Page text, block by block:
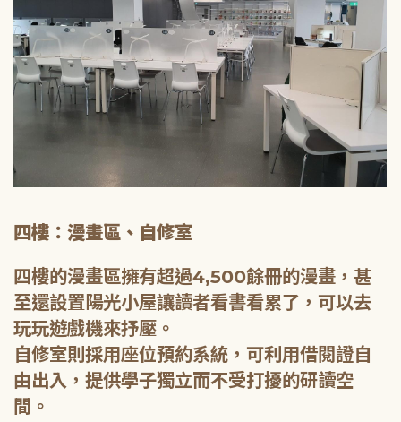
四樓：漫畫區、自修室
四樓的漫畫區擁有超過4,500餘冊的漫畫，甚
至還設置陽光小屋讓讀者看書看累了，可以去
玩玩遊戲機來抒壓。
自修室則採用座位預約系統，可利用借閱證自
由出入，提供學子獨立而不受打擾的研讀空
間。